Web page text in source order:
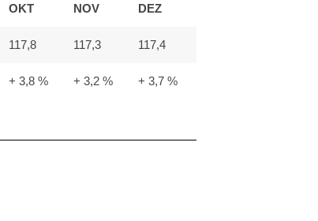
OKT NOV DEZ
117,8 117,3 117,4
+ 3,8 % + 3,2 % + 3,7 %